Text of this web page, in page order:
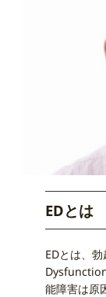
EDとは
EDとは、
能障害は原